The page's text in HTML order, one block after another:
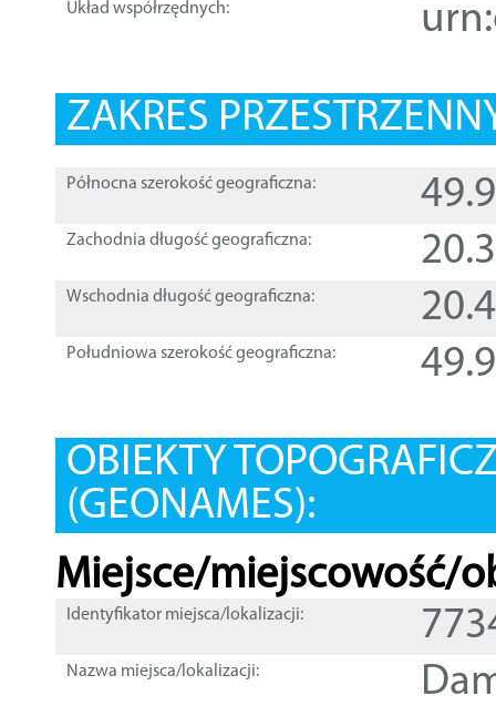
Układ współrzędnych:
ZAKRES
Północna szerokość geograficzna:
Zachodnia długość geograficzna:
Wschodnia długość geograficzna:
Południowa szerokość geograficzna:
OBIEKTY
(GEONAMES):
Miejsce/miejscowość/
Identyfikator miejsca/lokalizacji:
Nazwa miejsca/lokalizacji: